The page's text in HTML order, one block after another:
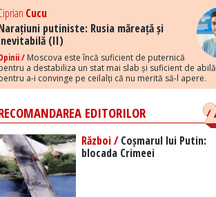
Cucu
putiniste: Rusia măreață și
(II)
/ Moscova este încă suficient de puternică
a destabiliza un stat mai slab și suficient de abilă
a-i convinge pe ceilalți că nu merită să-l apere.
EDITORILOR
Război /Coșmarul lui Putin:
blocada Crimeei